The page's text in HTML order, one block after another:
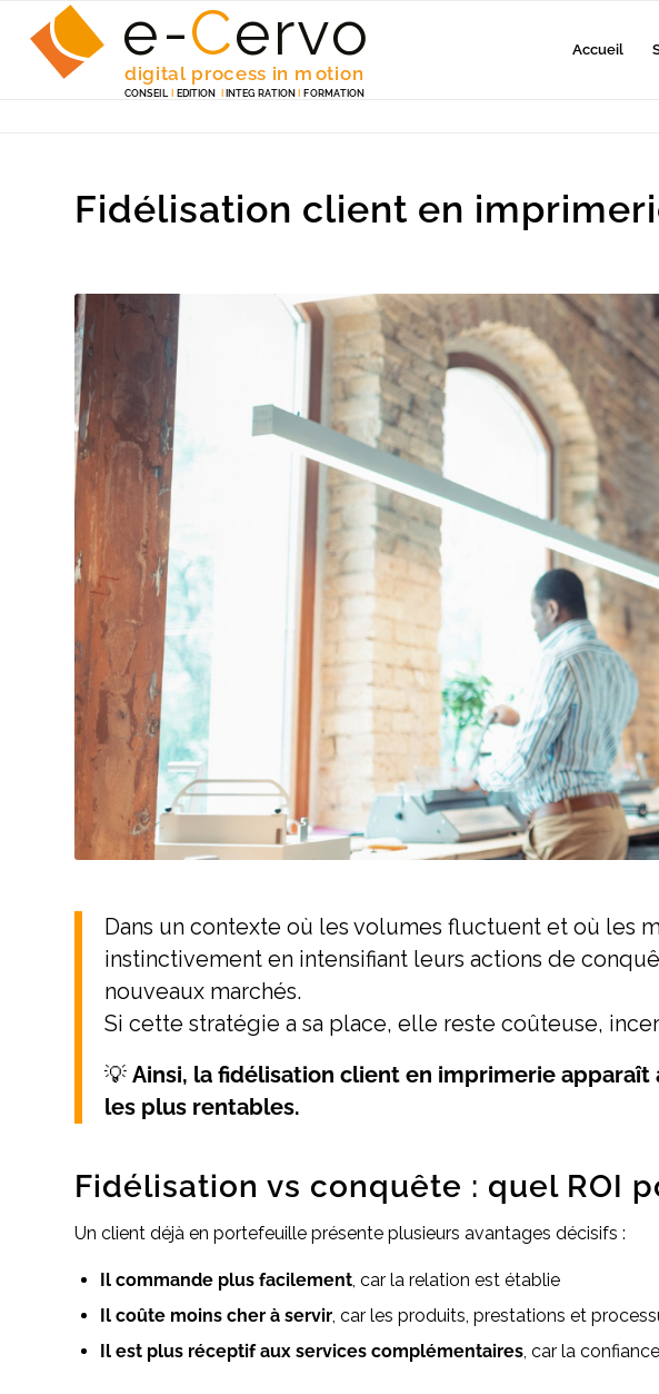
e-Cervo
digital process in motion
CONSEIL I EDITION I INTEG RATION I FORMATION
Accueil
Fidélisation client en
Dans un contexte où les volumes fluctuent et où les
instinctivement en intensifiant leurs actions de
nouveaux marchés.
Si cette stratégie a sa place, elle reste coûteuse,
💡 Ainsi, la fidélisation client en imprimerie apparaît
les plus rentables.
Fidélisation vs conquête : quel ROI
Un client déjà en portefeuille présente plusieurs avantages décisifs :
Il commande plus facilement, car la relation est établie
Il coûte moins cher à servir, car les produits, prestations et
Il est plus réceptif aux services complémentaires, car la